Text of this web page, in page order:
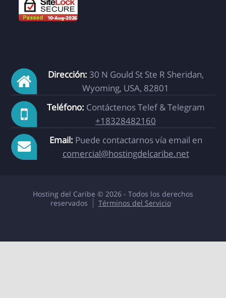
Dirección: 30 N Gould St Ste R Sheridan,
Wyoming, USA, 82801
Teléfono: Contáctenos Telef & Telegram
+18328482160
Email: Puede contactarnos vía email en
comercial@hostingdelcaribe.net
Hosting del Caribe © 2026 - Todos los derechos
reservados
Términos del Servicio